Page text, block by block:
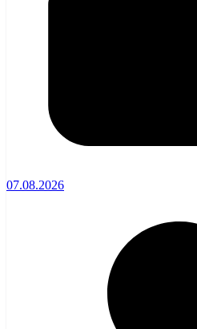
07.08.2026